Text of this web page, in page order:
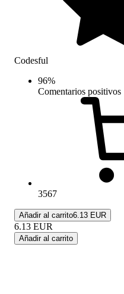
Codesful
96%
Comentarios positivos
3567
Añadir al carrito6.13 EUR
6.13 EUR
Añadir al carrito